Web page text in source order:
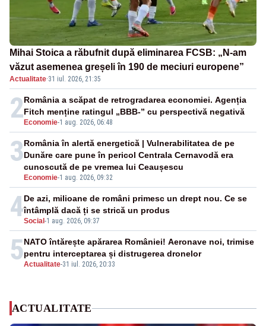
Mihai Stoica a răbufnit după eliminarea FCSB: „N-am
văzut asemenea greșeli în 190 de meciuri europene”
Actualitate·31 iul. 2026, 21:35
2 Economie-1 aug. 2026, 06:48
România a scăpat de retrogradarea economiei. Agenția
Fitch menține ratingul „BBB-” cu perspectivă negativă
3
Economie-1 aug. 2026, 09:32
România în alertă energetică | Vulnerabilitatea de pe
Dunăre care pune în pericol Centrala Cernavodă era
cunoscută de pe vremea lui Ceaușescu
4Social -1 aug. 2026, 09:37
De azi, milioane de români primesc un drept nou. Ce se
întâmplă dacă ți se strică un produs
5Actualitate-31 iul. 2026, 20:33
NATO întărește apărarea României! Aeronave noi, trimise
pentru interceptarea și distrugerea dronelor
ACTUALITATE